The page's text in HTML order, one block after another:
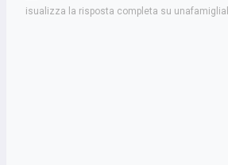
isualizza la risposta completa su